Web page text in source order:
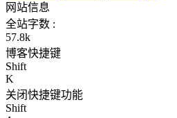
网站信息
全站字数 :
57.8k
博客快捷键
Shift
K
关闭快捷键功能
Shift